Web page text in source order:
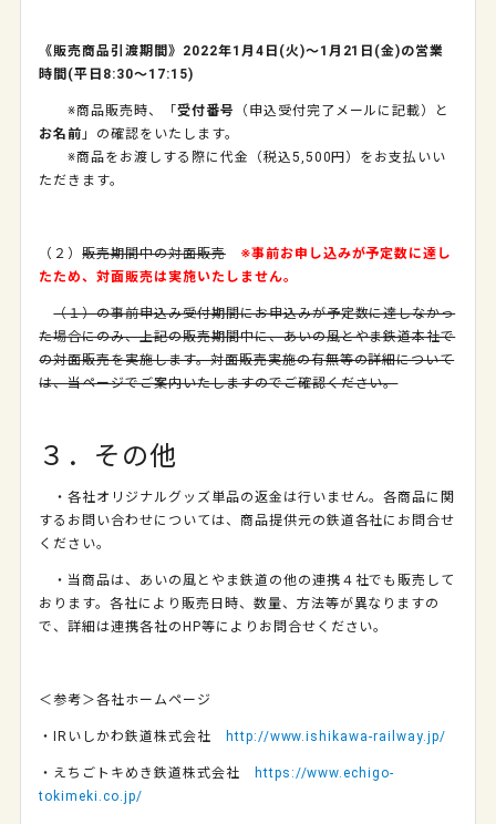
《販売商品引渡期間》 2022年1 月 4 日 (火)～1 月 21 日 (金)の営業
時間 (平日 8:30～17:15)
※商品販売時、「 受付番号
（申込受付完了メールに記載）と
お名前 」の確認をいたします。
※商品をお渡しする際に代金（税込5,500 円）をお支払いい
ただきます。
（２）販売期間中の対面販売
※事前お申し込みが予定数に達し
たため、対面販売は実施いたしません。
（１）の事前申込み受付期間にお申込みが予定数に達しなかっ
た場合にのみ、上記の販売期間中に、あいの風とやま鉄道本社で
の対面販売を実施します。対面販売実施の有無等の詳細について
は、当ページでご案内いたしますのでご確認ください。
３．その他
・各社オリジナルグッズ単品の返金は行いません。各商品に関
するお問い合わせについては、商品提供元の鉄道各社にお問合せ
ください。
・当商品は、あいの風とやま鉄道の他の連携４社でも販売して
おります。各社により販売日時、数量、方法等が異なりますの
で、詳細は連携各社の HP等によりお問合せください。
＜参考＞各社ホームページ
・ IR いしかわ鉄道株式会社 http://www.ishikawa-railway.jp/
・えちごトキめき鉄道株式会社
https://www.echigo-
tokimeki.co.jp/